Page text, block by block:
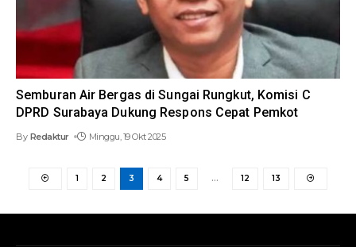
Semburan Air Bergas di Sungai Rungkut, Komisi C
DPRD Surabaya Dukung Respons Cepat Pemkot
By Redaktur Minggu, 19 Okt 2025
1 2 3 4 5 … 12 13